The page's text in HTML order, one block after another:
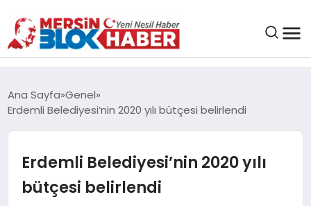
ASAYIŞ
Ana Sayfa Genel
Erdemli Belediyesi’nin 2020 yılı bütçesi belirlendi
Erdemli Belediyesi’nin 2020 yılı
bütçesi belirlendi